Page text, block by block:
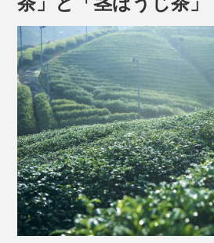
写真左奥は「ほうじ茶ベース（西）、写真右前は
これぞ、『京玄米茶 上ル入ル』
め直したことで生まれた、突き抜
です。
私たちにとって馴染み深い玄米